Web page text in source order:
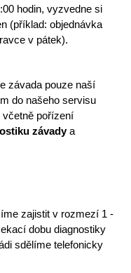
hodin, vyzvedne si
(příklad: objednávka
v pátek).
závada pouze naší
do našeho servisu
pořízení
závadya
zajistit v rozmezí 1 -
dobu diagnostiky
sdělíme telefonicky